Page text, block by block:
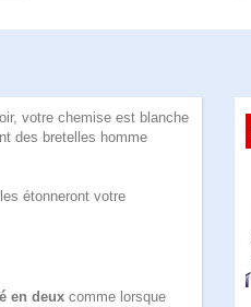
votre chemise est blanche
des bretelles homme
étonneront votre
en deux comme lorsque